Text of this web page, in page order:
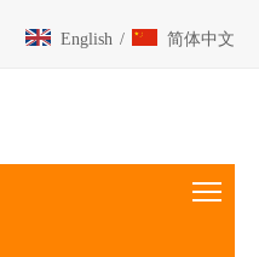
English / 简体中文